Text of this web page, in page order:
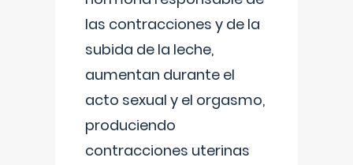
las contracciones y de la
subida de la leche,
aumentan durante el
acto sexual y el orgasmo,
produciendo
contracciones uterinas